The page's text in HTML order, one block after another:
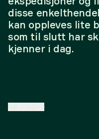
disse
kan oppleves lite
som til slutt har
kjenner i dag.